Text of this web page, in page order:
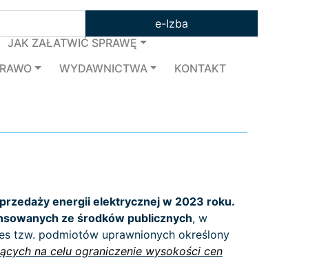
e-Izba
JAK ZAŁATWIĆ SPRAWĘ
WYDAWNICTWA KONTAKT
energii elektrycznej w 2023 roku.
ze środków publicznych, w
tzw. podmiotów uprawnionych określony
na celu ograniczenie wysokości cen